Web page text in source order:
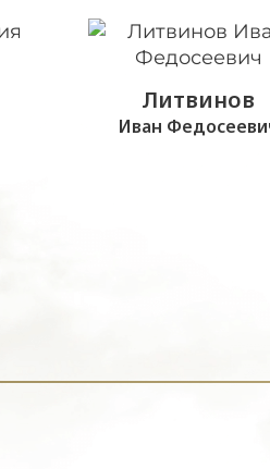
Литвинов
Иван